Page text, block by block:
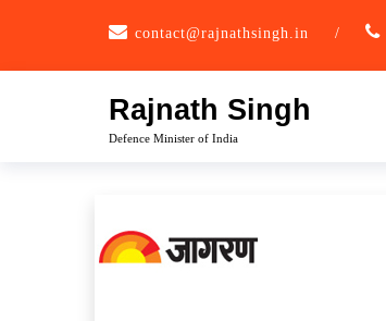
contact@rajnathsingh.in /
Rajnath Singh
Defence Minister of India